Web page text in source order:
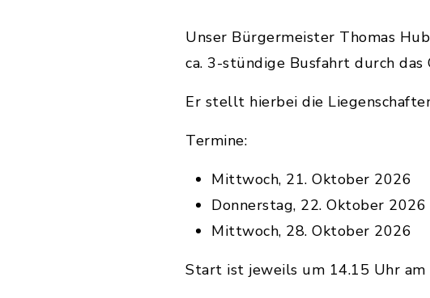
Unser Bürgermeister Thomas
ca. 3-stündige Busfahrt durch das
Er stellt hierbei die
Termine:
Mittwoch, 21. Oktober 2026
Donnerstag, 22. Oktober 2026
Mittwoch, 28. Oktober 2026
Start ist jeweils um 14.15 Uhr am